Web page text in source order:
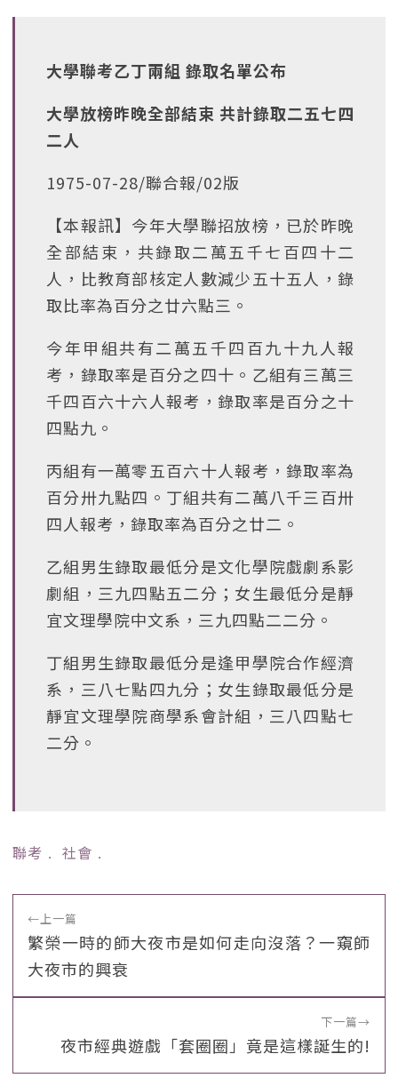
大學聯考乙丁兩組 錄取名單公布
大學放榜昨晚全部結束 共計錄取二五七四
二人
1975-07-28/聯合報/02版
【本報訊】今年大學聯招放榜，已於昨晚
全部結束，共錄取二萬五千七百四十二
人，比教育部核定人數減少五十五人，錄
取比率為百分之廿六點三。
今年甲組共有二萬五千四百九十九人報
考，錄取率是百分之四十。乙組有三萬三
千四百六十六人報考，錄取率是百分之十
四點九。
丙組有一萬零五百六十人報考，錄取率為
百分卅九點四。丁組共有二萬八千三百卅
四人報考，錄取率為百分之廿二。
乙組男生錄取最低分是文化學院戲劇系影
劇組，三九四點五二分；女生最低分是靜
宜文理學院中文系，三九四點二二分。
丁組男生錄取最低分是逢甲學院合作經濟
系，三八七點四九分；女生錄取最低分是
靜宜文理學院商學系會計組，三八四點七
二分。
聯考 ﹒ 社會 ﹒
←上一篇
繁榮一時的師大夜市是如何走向沒落？一窺師
大夜市的興衰
下一篇→
夜市經典遊戲「套圈圈」竟是這樣誕生的!